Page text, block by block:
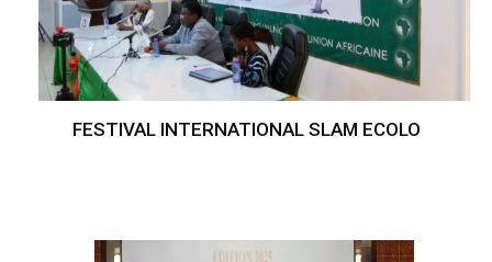
FESTIVAL INTERNATIONAL SLAM ECOLO